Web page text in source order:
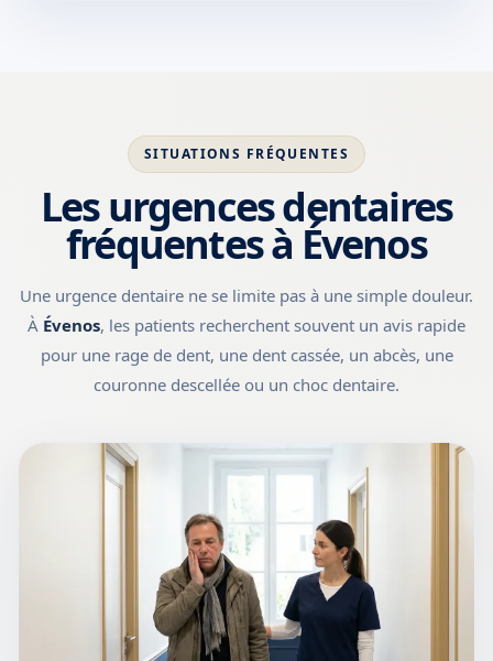
SITUATIONS FRÉQUENTES
Les urgences dentaires
fréquentes à Évenos
Une urgence dentaire ne se limite pas à une simple douleur.
À Évenos, les patients recherchent souvent un avis rapide
pour une rage de dent, une dent cassée, un abcès, une
couronne descellée ou un choc dentaire.